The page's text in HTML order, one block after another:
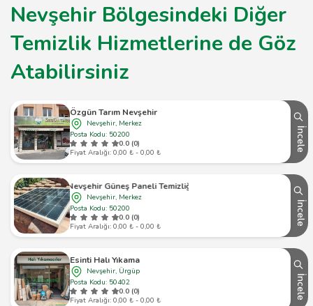
Nevşehir Bölgesindeki Diğer
Temizlik Hizmetlerine de Göz
Atabilirsiniz
Özgün Tarım Nevşehir
Nevşehir, Merkez
Posta Kodu: 50200
0.0 (0)
Fiyat Aralığı: 0,00 ₺ - 0,00 ₺
İncele
Nevşehir Güneş Paneli Temizliği
Nevşehir, Merkez
Posta Kodu: 50200
0.0 (0)
Fiyat Aralığı: 0,00 ₺ - 0,00 ₺
İncele
Esinti Halı Yıkama
Nevşehir, Ürgüp
Posta Kodu: 50402
0.0 (0)
Fiyat Aralığı: 0,00 ₺ - 0,00 ₺
İncele